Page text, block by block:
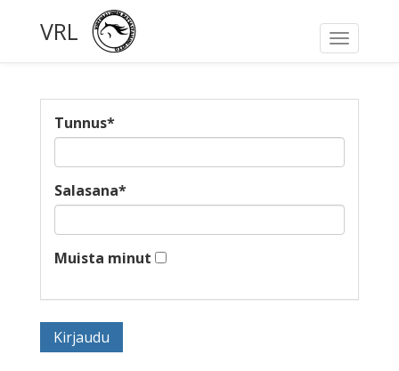
Toggle
VRL
Tunnus*
Salasana*
Muista minut